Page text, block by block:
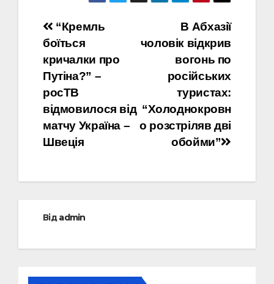
Навігація
записів
В Абхазії
чоловік відкрив
вогонь по
російських
туристах:
“Холоднокровн
о розстріляв дві
обойми”
“Кремль
боїться
кричалки про
Путіна?” –
росТВ
відмовилося від
матчу Україна –
Швеція
Відadmin